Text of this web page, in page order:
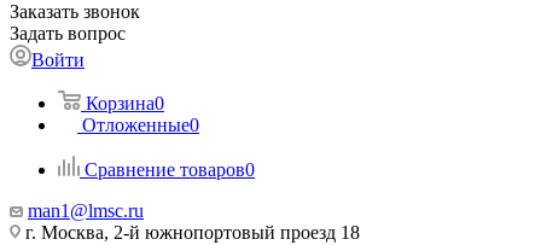
Заказать звонок
Задать вопрос
Войти
Корзина0
Отложенные0
Сравнение товаров0
man1@lmsc.ru
г. Москва, 2-й южнопортовый проезд 18